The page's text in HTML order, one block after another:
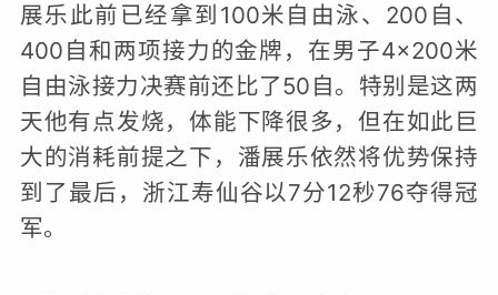
展乐此前已经拿到100米自由泳、200自、
400自和两项接力的金牌，在男子4×200米
自由泳接力决赛前还比了50自。特别是这两
天他有点发烧，体能下降很多，但在如此巨
大的消耗前提之下，潘展乐依然将优势保持
到了最后，浙江寿仙谷以7分12秒76夺得冠
军。